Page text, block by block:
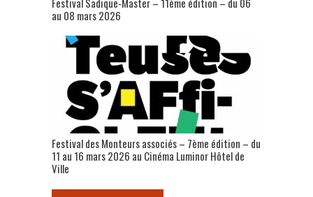
au 08 mars 2026
Festival des Monteurs associés – 7ème édition – du
11 au 16 mars 2026 au Cinéma Luminor Hôtel de
Ville